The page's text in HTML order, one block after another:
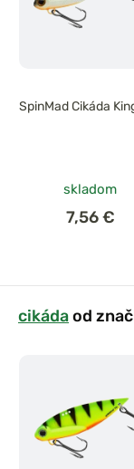
SpinMad Cikáda
skladom
7,56 €
cikádaod